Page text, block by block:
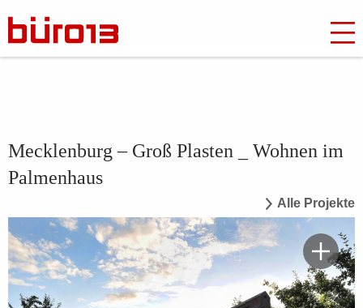
Mecklenburg – Groß Plasten _ Wohnen im
Palmenhaus
Alle Projekte